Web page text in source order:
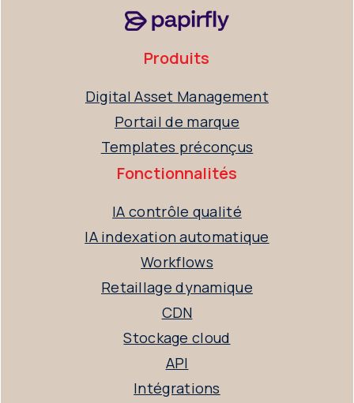
Produits
Digital Asset Management
Portail de marque
Templates préconçus
Fonctionnalités
IA contrôle qualité
IA indexation automatique
Workflows
Retaillage dynamique
CDN
Stockage cloud
API
Intégrations